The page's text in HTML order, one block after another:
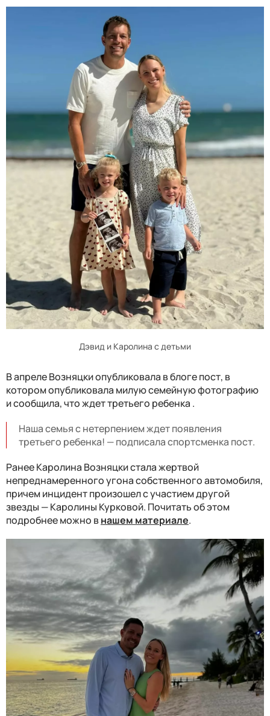
Дэвид и Каролина с детьми
В апреле Возняцки опубликовала в блоге пост, в
котором опубликовала милую семейную фотографию
и сообщила, что ждет третьего ребенка .
Наша семья с нетерпением ждет появления
третьего ребенка! — подписала спортсменка пост.
Ранее Каролина Возняцки стала жертвой
непреднамеренного угона собственного автомобиля,
причем инцидент произошел с участием другой
звезды — Каролины Курковой. Почитать об этом
подробнее можно внашем материале.